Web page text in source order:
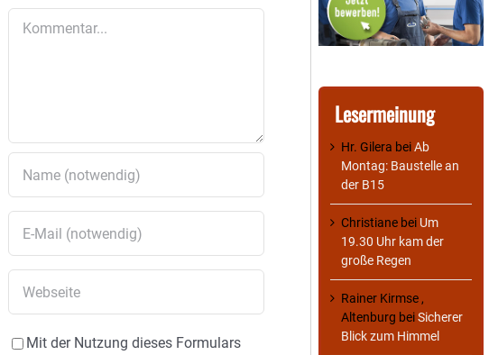
Mit der Nutzung dieses Formulars
Lesermeinung
Hr. Gilera beiAb
Montag: Baustelle an
der B15
Christiane bei Um
19.30 Uhr kam der
große Regen
Rainer Kirmse ,
Altenburg beiSicherer
Blick zum Himmel